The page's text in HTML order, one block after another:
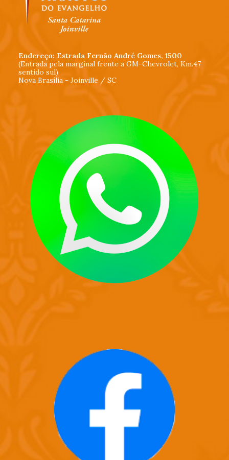
Endereço: Estrada Fernão André Gomes, 1500
(Entrada pela marginal frente a GM-Chevrolet, Km.47
sentido sul)
Nova Brasília - Joinville / SC